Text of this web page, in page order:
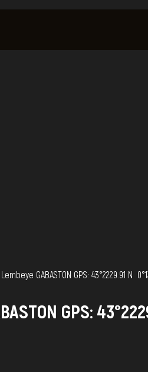
GABASTON GPS: 43°2229.91 N 
GPS: